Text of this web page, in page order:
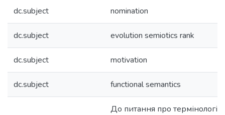
dc.subject nomination
dc.subject evolution semiotics rank
dc.subject motivation
dc.subject functional semantics
До питання про